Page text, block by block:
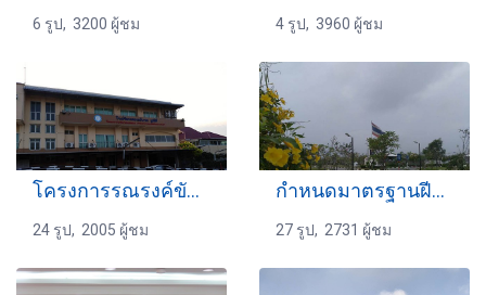
6 รูป, 3200 ผู้ชม 4 รูป, 3960 ผู้ชม
โครงการรณรงค์ขับขี่ปลอดภัยฯ
24 รูป, 2005 ผู้ชม
กำหนดมาตรฐานฝีมือแรงงานแห่งชาติ สาขาอาชีพภาคบริการ
27 รูป, 2731 ผู้ชม